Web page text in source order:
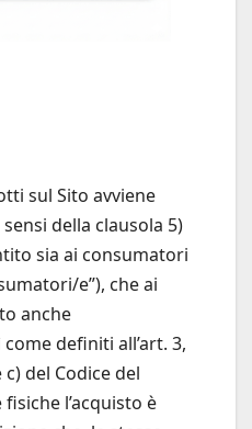
sul Sito avviene
della clausola 5)
sia ai consumatori
e”), che ai
anche
definiti all’art. 3,
del Codice del
l’acquisto è